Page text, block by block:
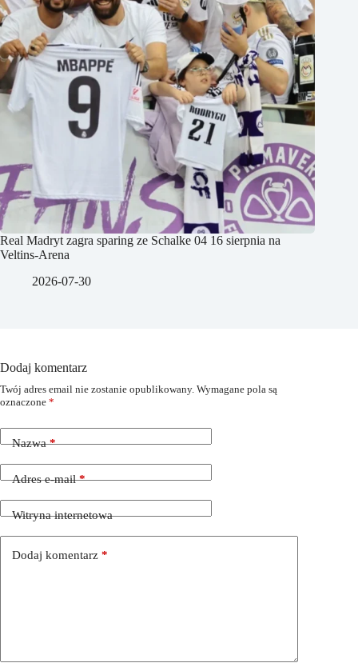
Real Madryt zagra sparing ze Schalke 04 16 sierpnia na
Veltins-Arena
2026-07-30
Dodaj komentarz
Twój adres email nie zostanie opublikowany. Wymagane pola są
oznaczone *
Nazwa*
Adres e-mail*
Witryna internetowa
Dodaj komentarz *